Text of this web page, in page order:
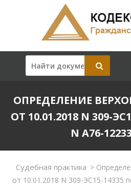
ОПРЕДЕЛЕНИЕ
ОТ 10.01.2018 N 309-
N А76-
Судебная практика >
от 10.01.2018 N 309-ЭС15-14335